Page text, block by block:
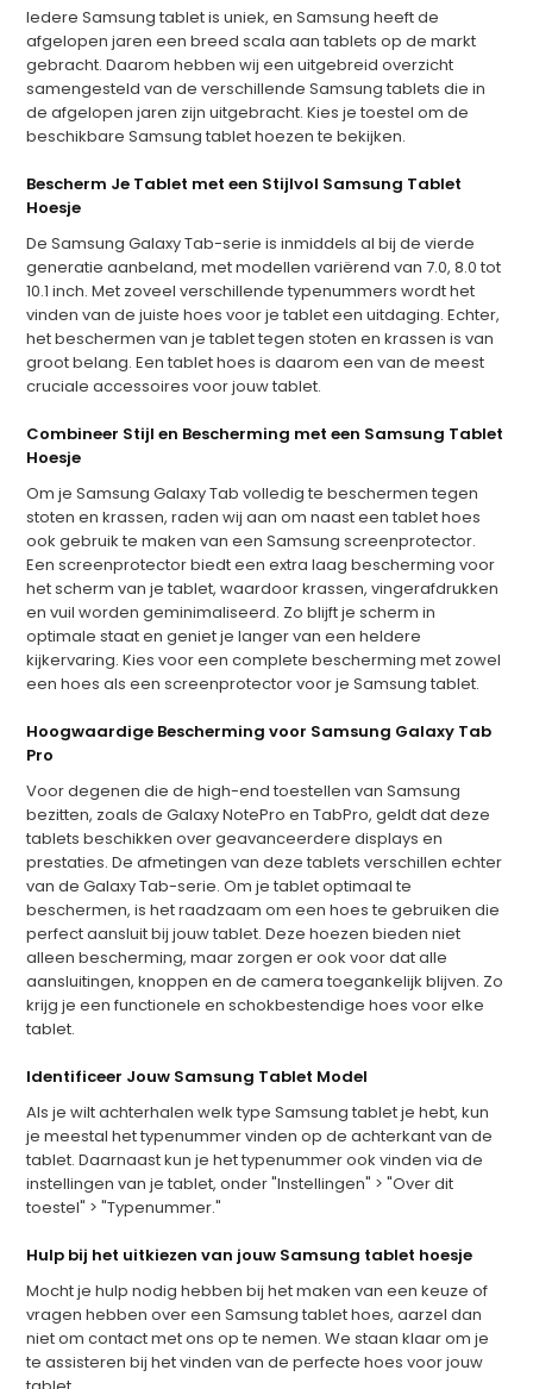
Iedere Samsung tablet is uniek, en Samsung heeft de
afgelopen jaren een breed scala aan tablets op de markt
gebracht. Daarom hebben wij een uitgebreid overzicht
samengesteld van de verschillende Samsung tablets die in
de afgelopen jaren zijn uitgebracht. Kies je toestel om de
beschikbare Samsung tablet hoezen te bekijken.
Bescherm Je Tablet met een Stijlvol Samsung Tablet
Hoesje
De Samsung Galaxy Tab-serie is inmiddels al bij de vierde
generatie aanbeland, met modellen variërend van 7.0, 8.0 tot
10.1 inch. Met zoveel verschillende typenummers wordt het
vinden van de juiste hoes voor je tablet een uitdaging. Echter,
het beschermen van je tablet tegen stoten en krassen is van
groot belang. Een tablet hoes is daarom een van de meest
cruciale accessoires voor jouw tablet.
Combineer Stijl en Bescherming met een Samsung Tablet
Hoesje
Om je Samsung Galaxy Tab volledig te beschermen tegen
stoten en krassen, raden wij aan om naast een tablet hoes
ook gebruik te maken van een Samsung screenprotector.
Een screenprotector biedt een extra laag bescherming voor
het scherm van je tablet, waardoor krassen, vingerafdrukken
en vuil worden geminimaliseerd. Zo blijft je scherm in
optimale staat en geniet je langer van een heldere
kijkervaring. Kies voor een complete bescherming met zowel
een hoes als een screenprotector voor je Samsung tablet.
Hoogwaardige Bescherming voor Samsung Galaxy Tab
Pro
Voor degenen die de high-end toestellen van Samsung
bezitten, zoals de Galaxy NotePro en TabPro, geldt dat deze
tablets beschikken over geavanceerdere displays en
prestaties. De afmetingen van deze tablets verschillen echter
van de Galaxy Tab-serie. Om je tablet optimaal te
beschermen, is het raadzaam om een hoes te gebruiken die
perfect aansluit bij jouw tablet. Deze hoezen bieden niet
alleen bescherming, maar zorgen er ook voor dat alle
aansluitingen, knoppen en de camera toegankelijk blijven. Zo
krijg je een functionele en schokbestendige hoes voor elke
tablet.
Identificeer Jouw Samsung Tablet Model
Als je wilt achterhalen welk type Samsung tablet je hebt, kun
je meestal het typenummer vinden op de achterkant van de
tablet. Daarnaast kun je het typenummer ook vinden via de
instellingen van je tablet, onder "Instellingen" > "Over dit
toestel" > "Typenummer."
Hulp bij het uitkiezen van jouw Samsung tablet hoesje
Mocht je hulp nodig hebben bij het maken van een keuze of
vragen hebben over een Samsung tablet hoes, aarzel dan
niet om contact met ons op te nemen. We staan klaar om je
te assisteren bij het vinden van de perfecte hoes voor jouw